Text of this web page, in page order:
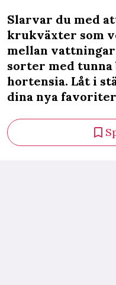
Slarvar du med
krukväxter som
mellan
sorter med tunna
hortensia. Låt i
dina nya